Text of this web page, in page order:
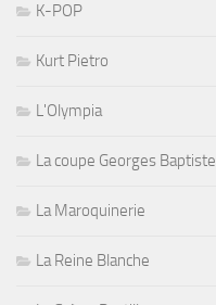
K-POP
Kurt Pietro
L'Olympia
La coupe Georges Baptiste
La Maroquinerie
La Reine Blanche